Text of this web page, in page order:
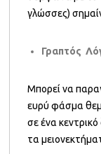
γλώσσες)
Γραπτός
Μπορεί να
ευρύ φάσμα
σε ένα
τα